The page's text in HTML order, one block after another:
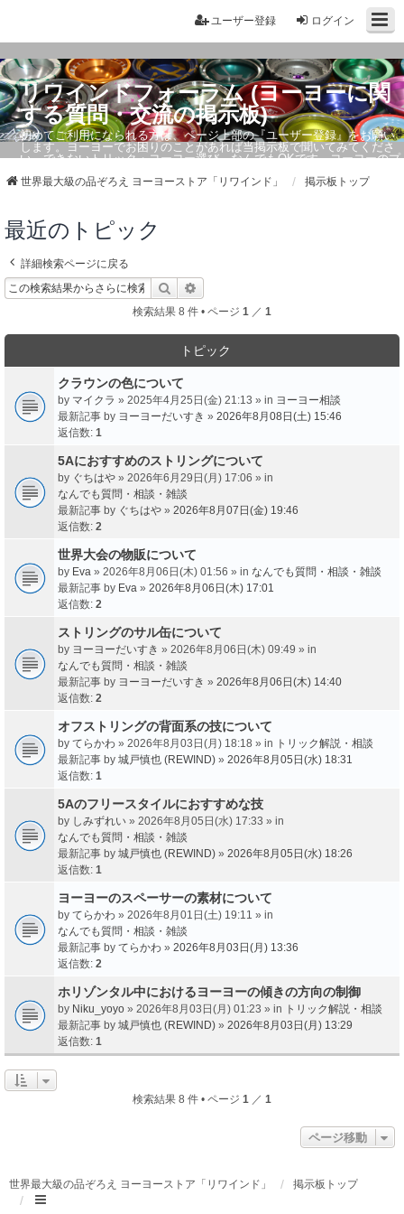
ログイン
ユーザー登録
リワインドフォーラム (ヨーヨーに関
する質問・交流の掲示板)
初めてご利用になられる方は、ページ上部の『ユーザー登録』をお願い
します。ヨーヨーでお困りのことがあれば当掲示板で聞いてみてくださ
い。できないトリック・ヨーヨー選び、なんでもOKです。ヨーヨーのプ
世界最大級の品ぞろえ ヨーヨーストア「リワインド」 掲示板トップ
最近のトピック
詳細検索ページに戻る
検索
検索結果 8 件 • ページ 1 ／ 1
トピック
クラウンの色について
by マイクラ » 2025年4月25日(金) 21:13 » in ヨーヨー相談
最新記事 by ヨーヨーだいすき » 2026年8月08日(土) 15:46
返信数: 1
5Aにおすすめのストリングについて
by ぐちはや » 2026年6月29日(月) 17:06 » in
なんでも質問・相談・雑談
最新記事 by ぐちはや » 2026年8月07日(金) 19:46
返信数: 2
世界大会の物販について
by Eva » 2026年8月06日(木) 01:56 » in なんでも質問・相談・雑談
最新記事 by Eva » 2026年8月06日(木) 17:01
返信数: 2
ストリングのサル缶について
by ヨーヨーだいすき » 2026年8月06日(木) 09:49 » in
なんでも質問・相談・雑談
最新記事 by ヨーヨーだいすき » 2026年8月06日(木) 14:40
返信数: 2
オフストリングの背面系の技について
by てらかわ » 2026年8月03日(月) 18:18 » in トリック解説・相談
最新記事 by 城戸慎也 (REWIND) » 2026年8月05日(水) 18:31
返信数: 1
5Aのフリースタイルにおすすめな技
by しみずれい » 2026年8月05日(水) 17:33 » in
なんでも質問・相談・雑談
最新記事 by 城戸慎也 (REWIND) » 2026年8月05日(水) 18:26
返信数: 1
ヨーヨーのスペーサーの素材について
by てらかわ » 2026年8月01日(土) 19:11 » in
なんでも質問・相談・雑談
最新記事 by てらかわ » 2026年8月03日(月) 13:36
返信数: 2
ホリゾンタル中におけるヨーヨーの傾きの方向の制御
by Niku_yoyo » 2026年8月03日(月) 01:23 » in トリック解説・相談
最新記事 by 城戸慎也 (REWIND) » 2026年8月03日(月) 13:29
返信数: 1
検索結果 8 件 • ページ 1 ／ 1
ページ移動
世界最大級の品ぞろえ ヨーヨーストア「リワインド」 掲示板トップ